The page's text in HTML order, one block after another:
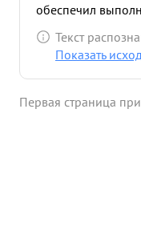
обеспечил
азделений
обеспечил под
условиях частых
Текст
Показать
Первая страница